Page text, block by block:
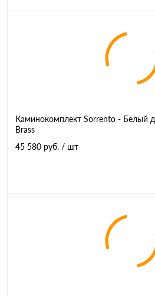
Каминокомплект Sorrento - Белый
Brass
45 580 руб. / шт